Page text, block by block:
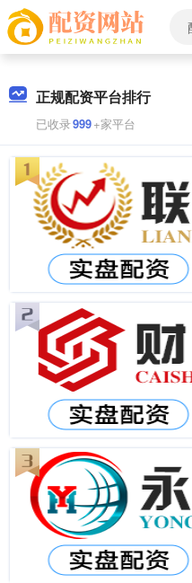
正规配资平台排行
已收录999+家平台